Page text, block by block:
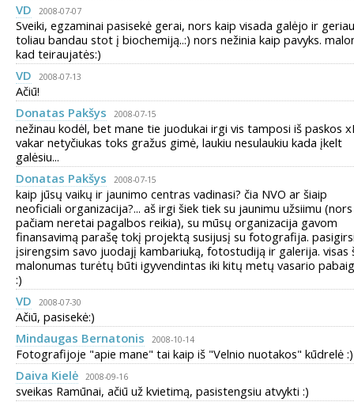
VD
2008-07-07
Sveiki, egzaminai pasisekė gerai, nors kaip visada galėjo ir
toliau bandau stot į biochemiją..:) nors nežinia kaip pavyks.
kad teiraujatės:)
VD
2008-07-13
Ačiū!
Donatas Pakšys
2008-07-15
nežinau kodėl, bet mane tie juodukai irgi vis tamposi iš paskos
vakar netyčiukas toks gražus gimė, laukiu nesulaukiu kada įkelt
galėsiu...
Donatas Pakšys
2008-07-15
kaip jūsų vaikų ir jaunimo centras vadinasi? čia NVO ar šiaip
neoficiali organizacija?... aš irgi šiek tiek su jaunimu užsiimu
pačiam neretai pagalbos reikia), su mūsų organizacija gavom
finansavimą parašę tokį projektą susijusį su fotografija.
įsirengsim savo juodajį kambariuką, fotostudiją ir galerija. visas
malonumas turėtų būti igyvendintas iki kitų metų vasario
:)
VD
2008-07-30
Ačiū, pasisekė:)
Mindaugas Bernatonis
2008-10-14
Fotografijoje "apie mane" tai kaip iš "Velnio nuotakos" kūdrelė :)
Daiva Kielė
2008-09-16
sveikas Ramūnai, ačiū už kvietimą, pasistengsiu atvykti :)